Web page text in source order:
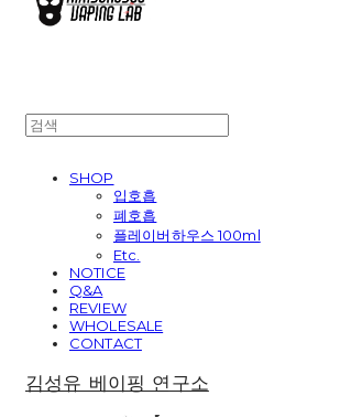
SHOP
입호흡
폐호흡
플레이버하우스 100ml
Etc.
NOTICE
Q&A
REVIEW
WHOLESALE
CONTACT
김성유 베이핑 연구소